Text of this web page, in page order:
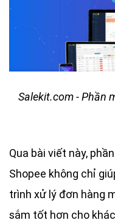
Salekit.com - Phần
Qua bài viết này,
Shopee không chỉ
trình xử lý đơn hàng
sắm tốt hơn cho